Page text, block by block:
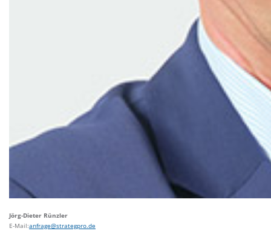
Jörg-Dieter Rünzler
E-Mail:anfrage@strategpro.de